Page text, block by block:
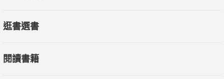
逛書選書
閱讀書籍